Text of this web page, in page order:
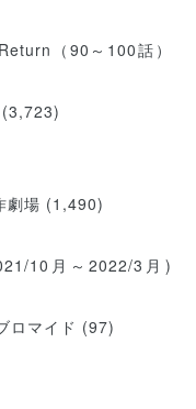
（90～100話）
(3,723)
劇場 (1,490)
10月～2022/3月)
ロマイド (97)